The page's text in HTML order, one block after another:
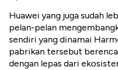
Huawei yang juga sudah
pelan-pelan
sendiri yang dinamai
pabrikan tersebut
dengan lepas dari